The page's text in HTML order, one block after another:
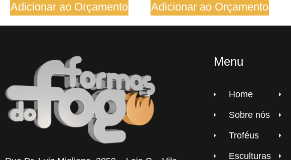
Adicionar ao Orçamento Adicionar ao Orçamento
Menu
Home
Sobre nós
Troféus
Esculturas